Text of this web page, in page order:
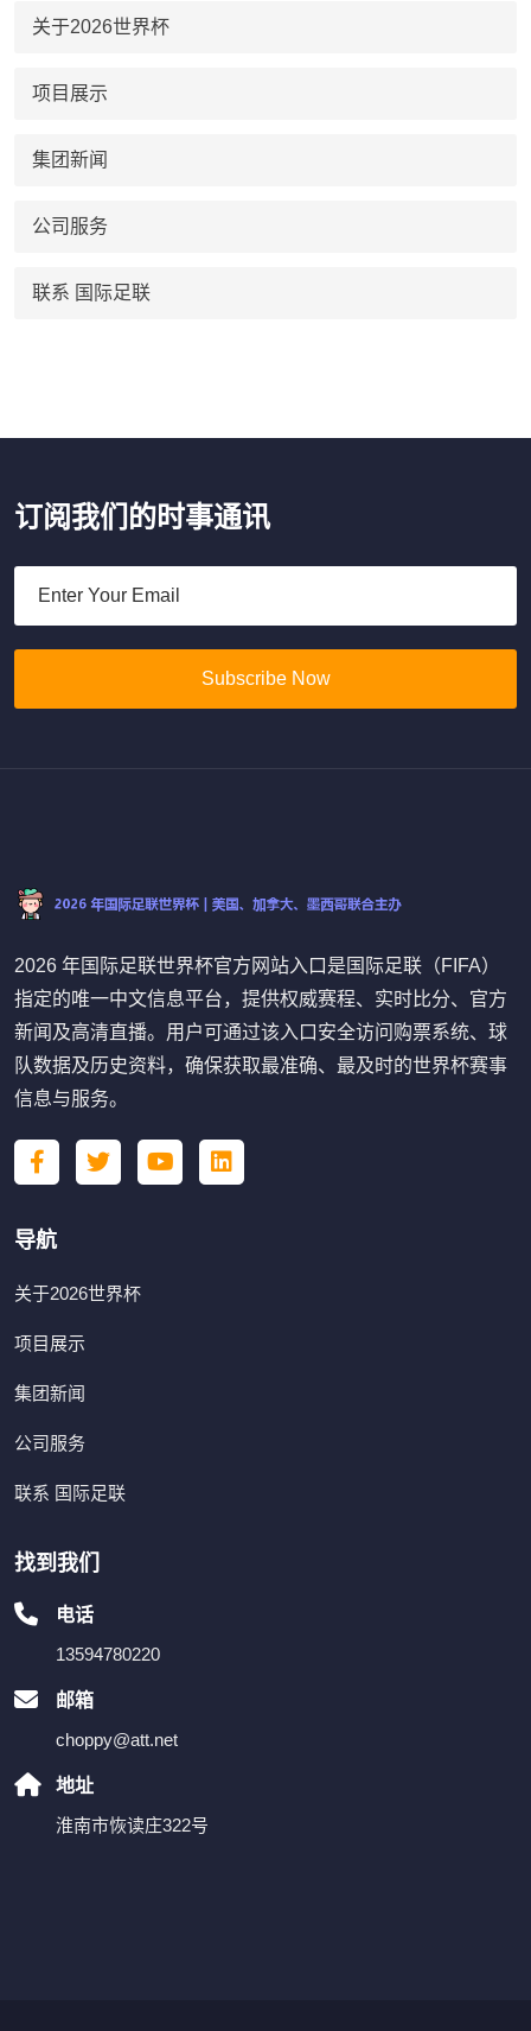
关于2026世界杯
项目展示
集团新闻
公司服务
联系 国际足联
订阅我们的时事通讯
Subscribe Now
2026 年国际足联世界杯官方网站入口是国际足联（FIFA）
指定的唯一中文信息平台，提供权威赛程、实时比分、官方
新闻及高清直播。用户可通过该入口安全访问购票系统、球
队数据及历史资料，确保获取最准确、最及时的世界杯赛事
信息与服务。
导航
关于2026世界杯
项目展示
集团新闻
公司服务
联系 国际足联
找到我们
电话
13594780220
邮箱
choppy@att.net
地址
淮南市恢读庄322号